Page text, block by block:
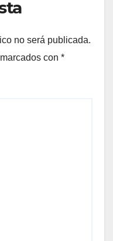
no será publicada.
con *